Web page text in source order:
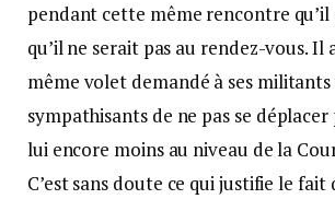
pendant cette même rencontre
qu’il ne serait pas au rendez-vous. Il
même volet demandé à ses
sympathisants de ne pas se
lui encore moins au niveau de la
C’est sans doute ce qui justifie le fait